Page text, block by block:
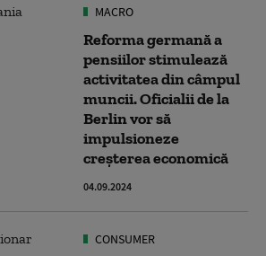
MACRO
Reforma germană a
pensiilor stimulează
activitatea din câmpul
muncii. Oficialii de la
Berlin vor să
impulsioneze
creşterea economică
04.09.2024
CONSUMER